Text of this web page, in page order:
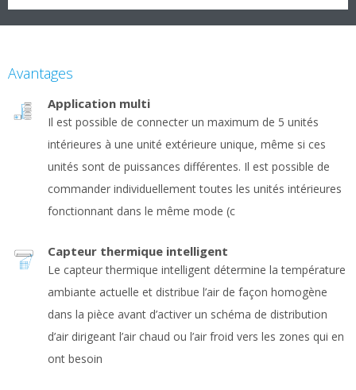
Avantages
Application multi
Il est possible de connecter un maximum de 5 unités
intérieures à une unité extérieure unique, même si ces
unités sont de puissances différentes. Il est possible de
commander individuellement toutes les unités intérieures
fonctionnant dans le même mode (c
Capteur thermique intelligent
Le capteur thermique intelligent détermine la température
ambiante actuelle et distribue l’air de façon homogène
dans la pièce avant d’activer un schéma de distribution
d’air dirigeant l’air chaud ou l’air froid vers les zones qui en
ont besoin